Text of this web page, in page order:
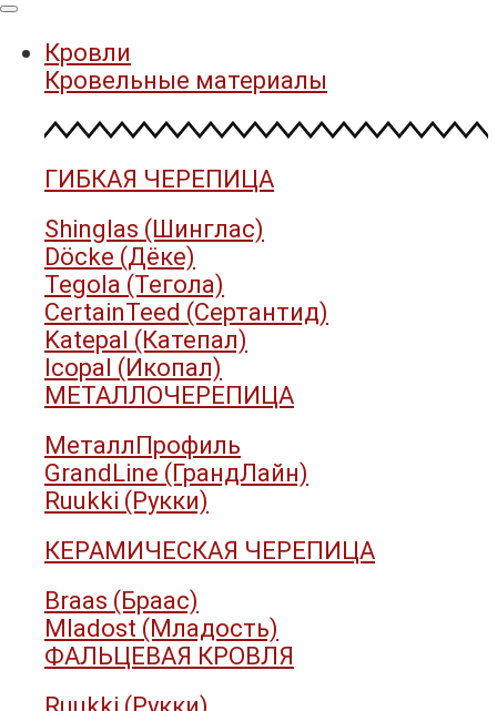
Кровли
Кровельные материалы
ГИБКАЯ ЧЕРЕПИЦА
Shinglas (Шинглас)
Döcke (Дёке)
Tegola (Тегола)
CertainTeed (Сертантид)
Katepal (Катепал)
Icopal (Икопал)
МЕТАЛЛОЧЕРЕПИЦА
МеталлПрофиль
GrandLine (ГрандЛайн)
Ruukki (Рукки)
КЕРАМИЧЕСКАЯ ЧЕРЕПИЦА
Braas (Браас)
Mladost (Младость)
ФАЛЬЦЕВАЯ КРОВЛЯ